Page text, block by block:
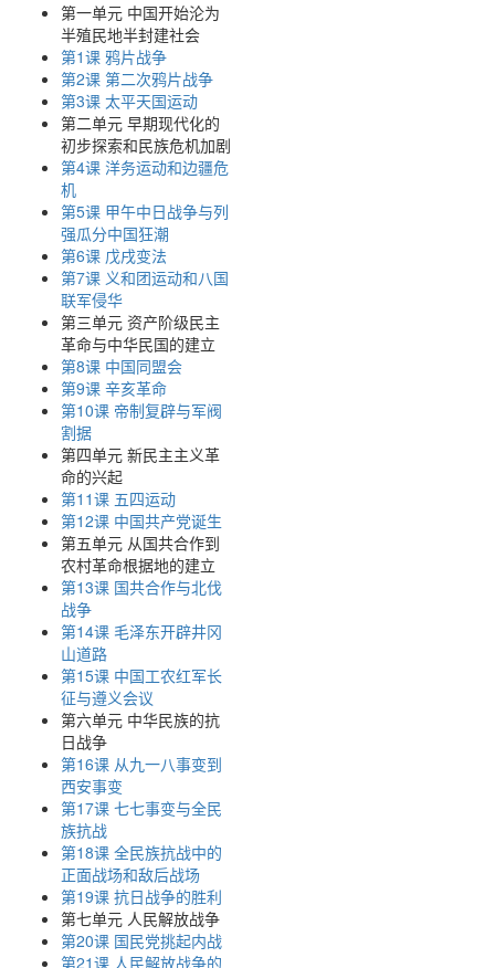
第一单元 中国开始沦为
半殖民地半封建社会
第1课 鸦片战争
第2课 第二次鸦片战争
第3课 太平天国运动
第二单元 早期现代化的
初步探索和民族危机加剧
第4课 洋务运动和边疆危
机
第5课 甲午中日战争与列
强瓜分中国狂潮
第6课 戊戌变法
第7课 义和团运动和八国
联军侵华
第三单元 资产阶级民主
革命与中华民国的建立
第8课 中国同盟会
第9课 辛亥革命
第10课 帝制复辟与军阀
割据
第四单元 新民主主义革
命的兴起
第11课 五四运动
第12课 中国共产党诞生
第五单元 从国共合作到
农村革命根据地的建立
第13课 国共合作与北伐
战争
第14课 毛泽东开辟井冈
山道路
第15课 中国工农红军长
征与遵义会议
第六单元 中华民族的抗
日战争
第16课 从九一八事变到
西安事变
第17课 七七事变与全民
族抗战
第18课 全民族抗战中的
正面战场和敌后战场
第19课 抗日战争的胜利
第七单元 人民解放战争
第20课 国民党挑起内战
第21课 人民解放战争的